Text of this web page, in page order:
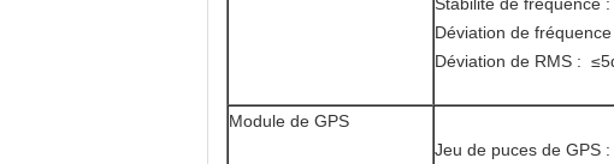
Déviation de
Déviation de RMS :
Module de GPS
Jeu de puces de GPS